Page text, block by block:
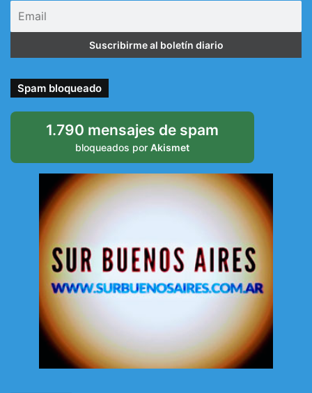
Spam bloqueado
1.790 mensajes de spam
bloqueados por Akismet